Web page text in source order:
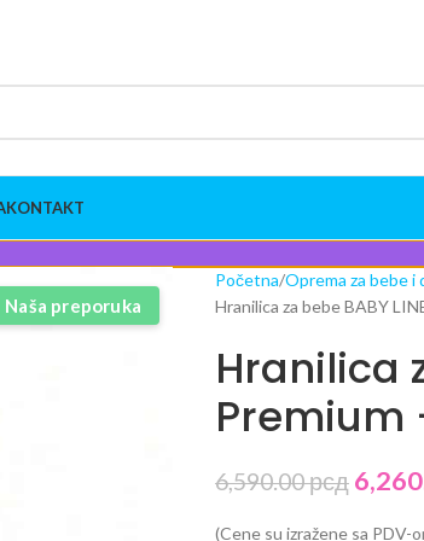
KONTAKT
Naša preporuka
Početna Oprema za bebe i
Hranilica za bebe BABY
Hranilica
Premium
6,590.00рсд
(Cene su izražene sa PDV-